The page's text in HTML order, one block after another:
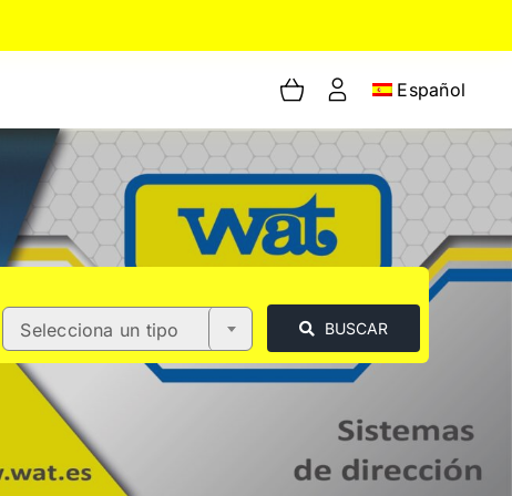
Español
Selecciona un tipo BUSCAR